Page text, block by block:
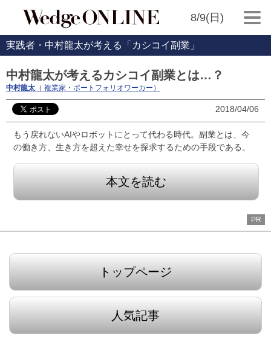
8/9(日)
実践者・中村龍太が考える「カシコイ副業」
中村龍太が考えるカシコイ副業とは…？
中村龍太 （ 複業家・ポートフォリオワーカー）
2018/04/06
もう戻れないAIやロボットにとって代わる時代。副業とは、今
の働き方、生き方を超えた幸せを探求するための手段である。
本文を読む
PR
トップページ
人気記事